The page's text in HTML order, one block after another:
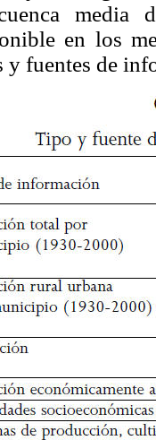
en los
fuentes de